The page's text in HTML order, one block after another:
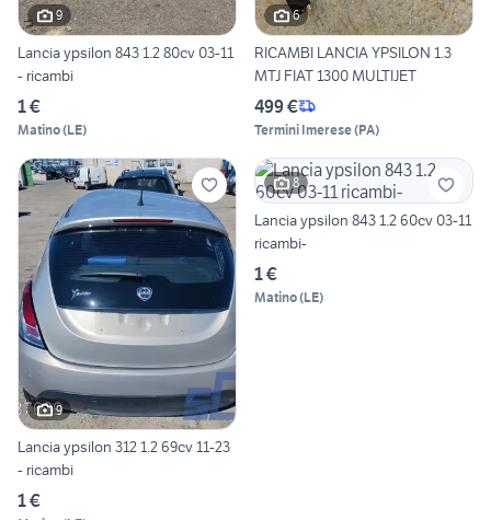
9
Lancia ypsilon 843 1.2 80cv 03-11
- ricambi
1 €
Matino(LE)
6
RICAMBI LANCIA YPSILON 1.3
MTJ FIAT 1300 MULTIJET
499 €
Termini Imerese(PA)
9
Lancia ypsilon 312 1.2 69cv 11-23
- ricambi
1 €
8
Lancia ypsilon 843 1.2 60cv 03-11
ricambi-
1 €
Matino(LE)